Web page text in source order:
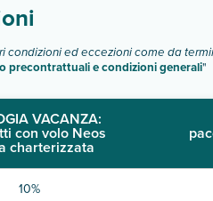
condizioni ed eccezioni come da
precontrattuali e condizioni generali"
VACANZA:
con volo Neos
charterizzata
10%